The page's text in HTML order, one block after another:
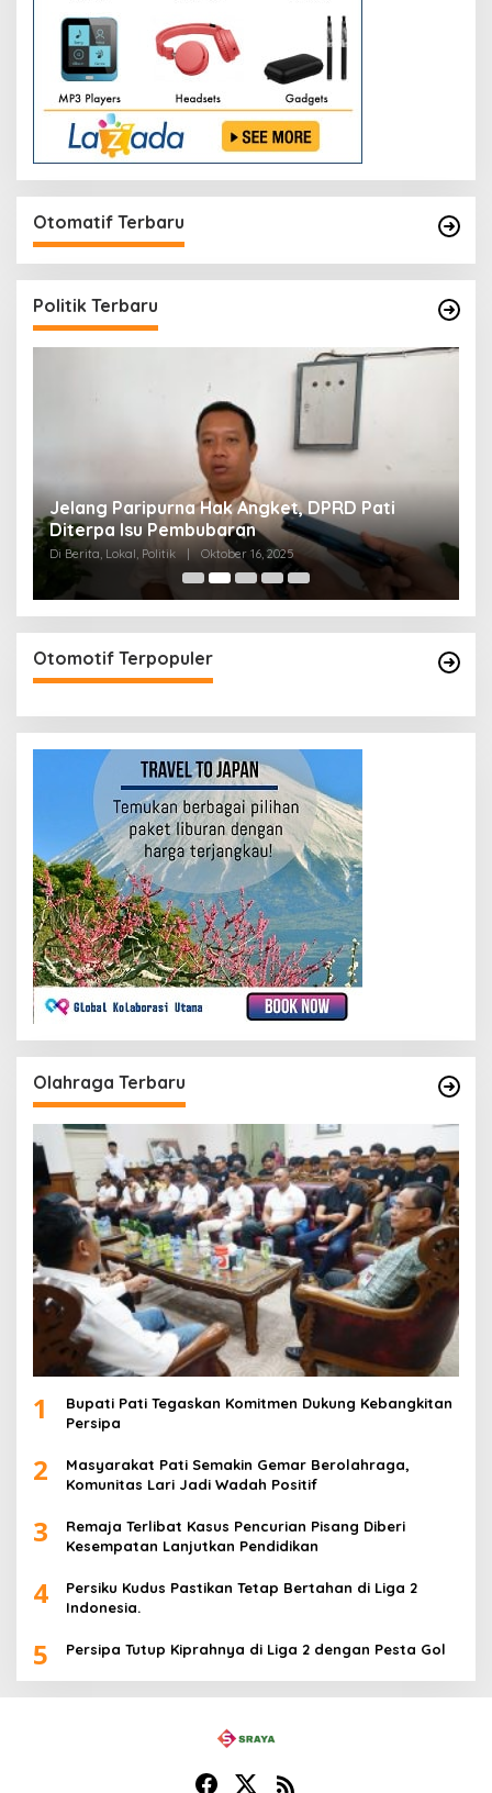
Otomatif Terbaru
Politik Terbaru
Jelang Paripurna Hak Angket, DPRD Pati
Diterpa Isu Pembubaran
Di Berita, Lokal, Politik Oktober 16, 2025
Otomotif Terpopuler
Olahraga Terbaru
1
Bupati Pati Tegaskan Komitmen Dukung Kebangkitan
Persipa
2
Masyarakat Pati Semakin Gemar Berolahraga,
Komunitas Lari Jadi Wadah Positif
3
Remaja Terlibat Kasus Pencurian Pisang Diberi
Kesempatan Lanjutkan Pendidikan
4
Persiku Kudus Pastikan Tetap Bertahan di Liga 2
Indonesia.
5 Persipa Tutup Kiprahnya di Liga 2 dengan Pesta Gol